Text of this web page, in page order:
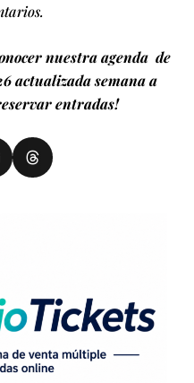
nuestra agenda de
actualizada semana a
entradas!